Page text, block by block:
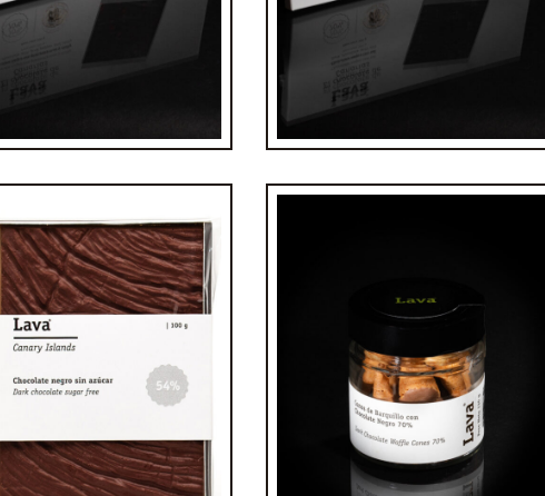
de chocolate 70%
rosa y chilly
Tableta de chocolate 70% sal
azúcar
Tarro de volcanitos con
chocolate negro 70%